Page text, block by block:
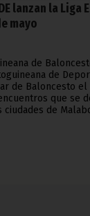
lanzan la Liga
mayo
de
de
de Baloncesto
que se
de